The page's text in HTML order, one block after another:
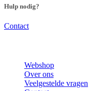
Hulp nodig?
Contact
Webshop
Over ons
Veelgestelde vragen